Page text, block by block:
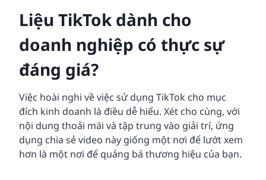
Liệu TikTok dành cho
doanh nghiệp có thực sự
đáng giá?
Việc hoài nghi về việc sử dụng TikTok cho mục
đích kinh doanh là điều dễ hiểu. Xét cho cùng, với
nội dung thoải mái và tập trung vào giải trí, ứng
dụng chia sẻ video này giống một nơi để lướt xem
hơn là một nơi để quảng bá thương hiệu của bạn.